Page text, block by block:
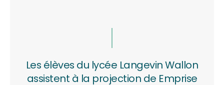
Les élèves du lycée Langevin Wallon
assistent à la projection de Emprise